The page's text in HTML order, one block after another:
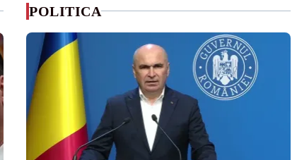
POLITICA